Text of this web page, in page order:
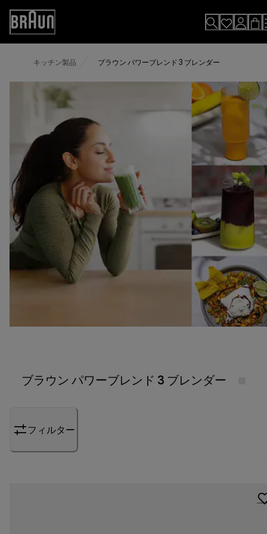
Skip
Content
Accessibility
Statement
キッチン製品 ブラウン パワーブレンド 3 ブレンダー
ブラウン パワーブレンド 3 ブレンダー
フィルター